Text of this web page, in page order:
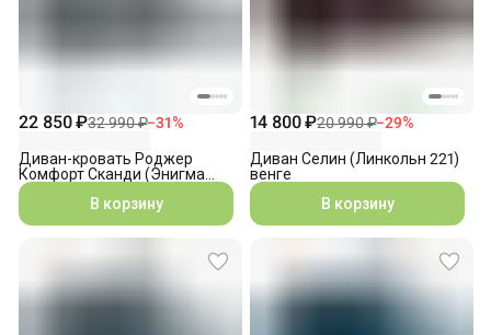
22 850 ₽32 990 ₽−31%
Диван-кровать Роджер
Комфорт Сканди (Энигма
011)
В корзину
14 800 ₽20 990 ₽−29%
Диван Селин (Линкольн 221)
венге
В корзину